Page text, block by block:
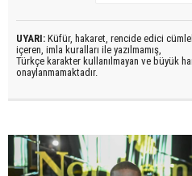
UYARI: Küfür, hakaret, rencide edici
içeren, imla kuralları ile yazılmamış,
Türkçe karakter kullanılmayan ve büyük
onaylanmamaktadır.